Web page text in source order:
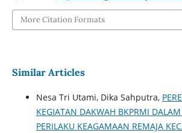
More Citation Formats
Similar Articles
Nesa Tri Utami, Dika Sahputra,
KEGIATAN DAKWAH BKPRMI
PERILAKU KEAGAMAAN REMAJA